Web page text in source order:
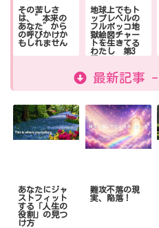
その苦しさ
は、”本来の
あなた”から
の呼びかけか
もしれません
地球上でもト
ップレベルの
フルボッコ地
獄絵図チャー
トを生きてる
わたし 第3
ら、すっと楽
になった話
最新記事 -
あなたにジャ
ストフィット
する「人生の
役割」の見つ
け方
難攻不落の現
実、陥落！